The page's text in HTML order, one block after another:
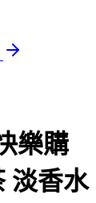
樂購
淡香水